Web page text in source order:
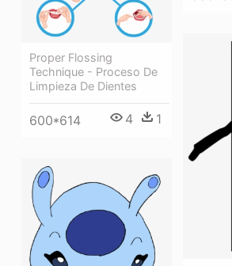
Proper Flossing
Technique - Proceso De
Limpieza De Dientes
600*614 4 1